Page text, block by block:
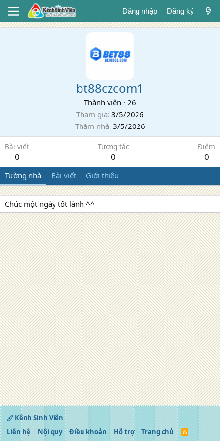
Đăng nhập Đăng ký
bt88czcom1
Thành viên · 26
Tham gia 3/5/2026
Thăm nhà 3/5/2026
Bài viết
0
Tương tác
0
Điểm
0
Tường nhà Bài viết Giới thiệu
Chúc một ngày tốt lành ^^
Kênh Sinh Viên
Liên hệ
Nội quy Điều khoản Hỗ trợ Trang chủ
R